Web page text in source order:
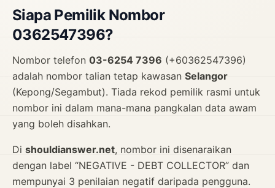
Siapa Pemilik Nombor
0362547396?
Nombor telefon 03-6254 7396 (+60362547396)
adalah nombor talian tetap kawasan Selangor
(Kepong/Segambut). Tiada rekod pemilik rasmi untuk
nombor ini dalam mana-mana pangkalan data awam
yang boleh disahkan.
Di shouldianswer.net, nombor ini disenaraikan
dengan label “NEGATIVE - DEBT COLLECTOR” dan
mempunyai 3 penilaian negatif daripada pengguna.